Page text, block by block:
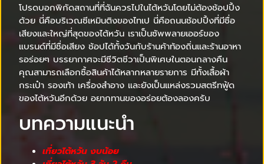
โปรดบอกพิกัดสถานที่ที่ฉันควรไปในไต้หวันโดยไม่ต้องช้อปปิ้ง
ด้วย นี่คือบริเวณซีเหมินติงของไทเป นี่คือถนนช้อปปิ้งที่มีชื่อ
เสียงและใหญ่ที่สุดของไต้หวัน เราเป็นซัพพลายเออร์ของ
แบรนด์ที่มีชื่อเสียง ช้อปได้ทั้งวันกับร้านค้าท้องถิ่นและร้านอาหา
รอร่อยๆ บรรยากาศจะมีชีวิตชีวาเป็นพิเศษในตอนกลางคืน
คุณสามารถเลือกซื้อสินค้าได้หลากหลายรายการ มีทั้งเสื้อผ้า
กระเป๋า รองเท้า เครื่องสำอาง และยังเป็นแหล่งรวมสตรีทฟู้ด
ของไต้หวันอีกด้วย อยากทานของอร่อยต้องลองครับ
บทความแนะนำ
เที่ยวไต้หวัน งบน้อย